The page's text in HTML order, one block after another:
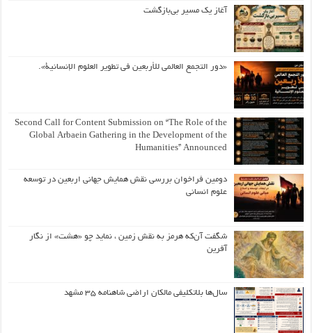
آغاز یک مسیر بی‌بازگشت
«دور التجمع العالمي للأربعين في تطوير العلوم الإنسانية».
Second Call for Content Submission on “The Role of the
Global Arbaein Gathering in the Development of the
Humanities” Announced
دومین فراخوان بررسی نقش همایش جهانی اربعین در توسعه
علوم انسانی
شگفت آن‌که هرمز به نقش زمین ، نماید چو «هشت» از نگار
آفرین
سال‌ها بلاتکلیفی مالکان اراضی شاهنامه ۳۵ مشهد